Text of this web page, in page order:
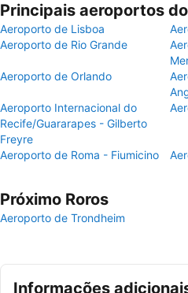
Principais aeroportos
Aeroporto de Lisboa
Aeroporto de Rio Grande
Aeroporto de Orlando
Aeroporto Internacional do
Recife/Guararapes - Gilberto
Freyre
Aeroporto de Roma - Fiumicino
Próximo Roros
Aeroporto de Trondheim
Informações